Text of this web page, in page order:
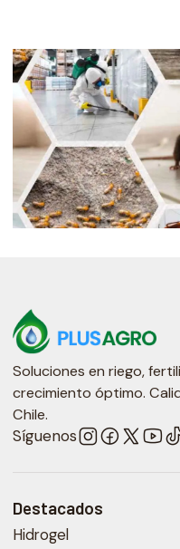
Soluciones en riego,
crecimiento óptimo.
Chile.
Síguenos
Destacados
Hidrogel